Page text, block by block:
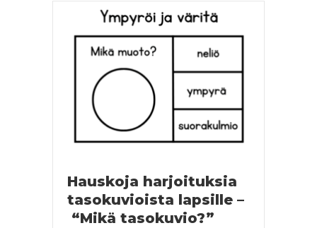
Hauskoja harjoituksia
tasokuvioista lapsille –
“Mikä tasokuvio?”